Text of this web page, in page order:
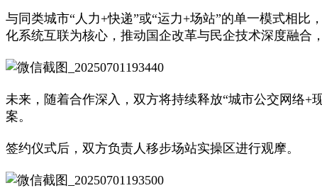
与同类城市“人力+快递”或“运力+场站”的单一模式相
化系统互联为核心，推动国企改革与民企技术深度融合
未来，随着合作深入，双方将持续释放“城市公交网络
案。
签约仪式后，双方负责人移步场站实操区进行观摩。